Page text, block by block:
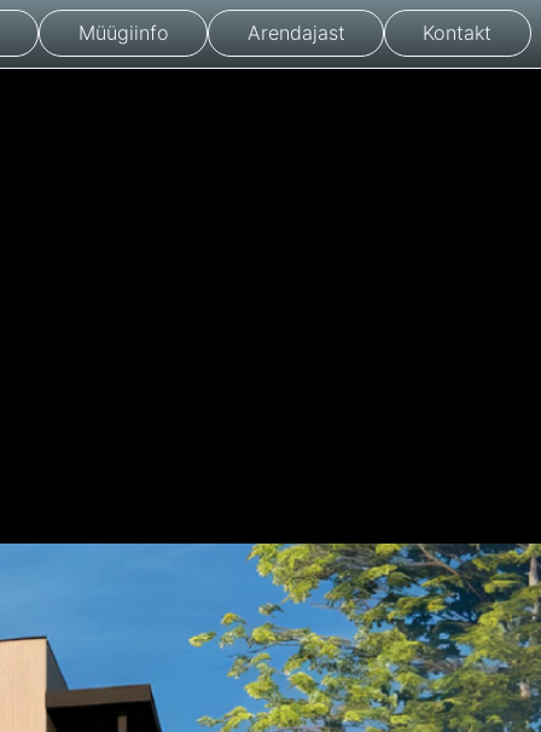
Müügiinfo Arendajast Kontakt